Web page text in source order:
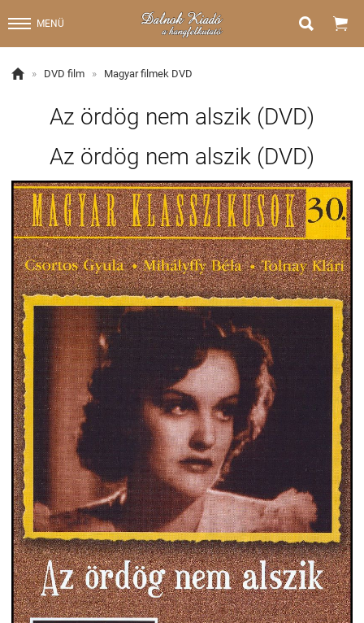
MENÜ  
 » DVD film » Magyar filmek DVD
Az ördög nem alszik (DVD)
Az ördög nem alszik (DVD)